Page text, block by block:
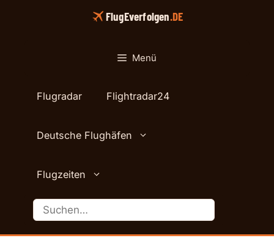
FlugEverfolgen.DE
Menü
Flugradar Flightradar24
Deutsche Flughäfen
Flugzeiten